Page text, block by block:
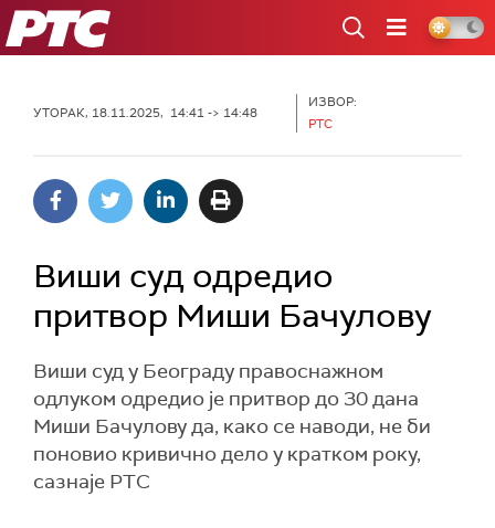
РТС
УТОРАК, 18.11.2025, 14:41 -> 14:48
ИЗВОР:
РТС
Виши суд одредио
притвор Миши Бачулову
Виши суд у Београду правоснажном
одлуком одредио je притвор до 30 дана
Миши Бачулову да, како се наводи, не би
поновио кривично дело у кратком року,
сазнаје РТС